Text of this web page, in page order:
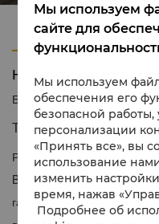
Характеристики
Номер Premier
Бесплатно 1 866 565 5050
Тихий номер с
Расположенные на 1–4
Bosphorus отличаются
гамме, роскошной
Мы используем
сайте для
Мы используем
обеспечения его
безопасной работы,
персонализации
«Принять все», вы
использование
изменить
время, нажав
Подробнее об